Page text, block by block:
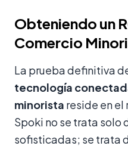
Obteniendo un
Comercio
La prueba definitiva
tecnología
minorista reside en el
Spoki no se trata solo
sofisticadas; se trata